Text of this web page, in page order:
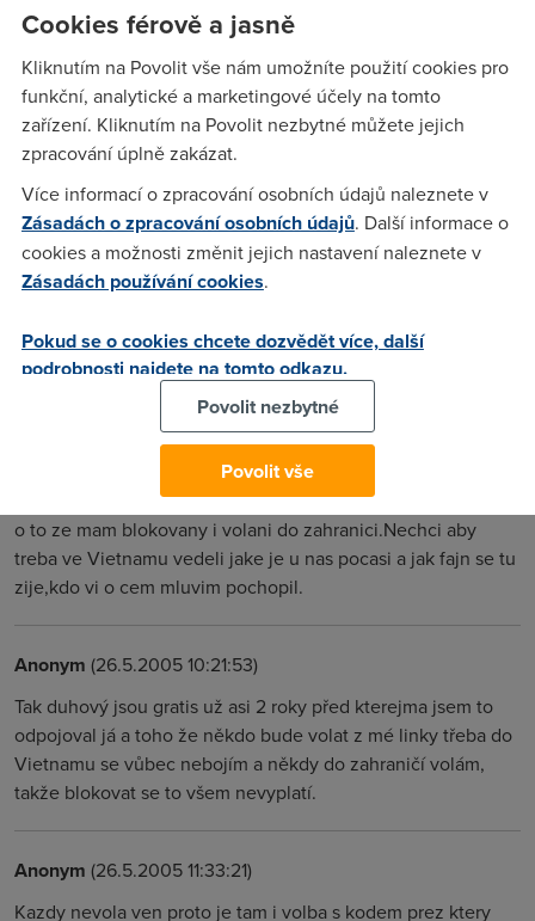
Anonym(25.5.2005 13:13:36)
Já jsem si zadarmo blokl volání na duhový a všechny jiný
placený linky.
Anonym(25.5.2005 15:34:13)
Nemachruj ja nemam doma ustrednu
titan(25.5.2005 22:02:28)
sazbou jak rika telecom "duhovych" (a ruznejch jinejch barev
:) ) linek je zadarmo jenom staci si na ten telecom zavolat...
(25.5.2005 22:56:09)
Nevim jestly duhovy jsou gratis,tenkrat jeste nebyli ale jde i
o to ze mam blokovany i volani do zahranici.Nechci aby
treba ve Vietnamu vedeli jake je u nas pocasi a jak fajn se tu
zije,kdo vi o cem mluvim pochopil.
Anonym (26.5.2005 10:21:53)
Tak duhový jsou gratis už asi 2 roky před kterejma jsem to
odpojoval já a toho že někdo bude volat z mé linky třeba do
Vietnamu se vůbec nebojím a někdy do zahraničí volám,
takže blokovat se to všem nevyplatí.
Anonym (26.5.2005 11:33:21)
Kazdy nevola ven proto je tam i volba s kodem prez ktery
Cookies férově a jasně
Kliknutím na Povolit vše nám umožníte použití cookies pro
funkční, analytické a marketingové účely na tomto
zařízení. Kliknutím na Povolit nezbytné můžete jejich
zpracování úplně zakázat.
Více informací o zpracování osobních údajů naleznete v
Zásadách o zpracování osobních údajů. Další informace o
cookies a možnosti změnit jejich nastavení naleznete v
Zásadách používání cookies.
Pokud se o cookies chcete dozvědět více, další
podrobnosti najdete na tomto odkazu.
Povolit nezbytné
Povolit vše